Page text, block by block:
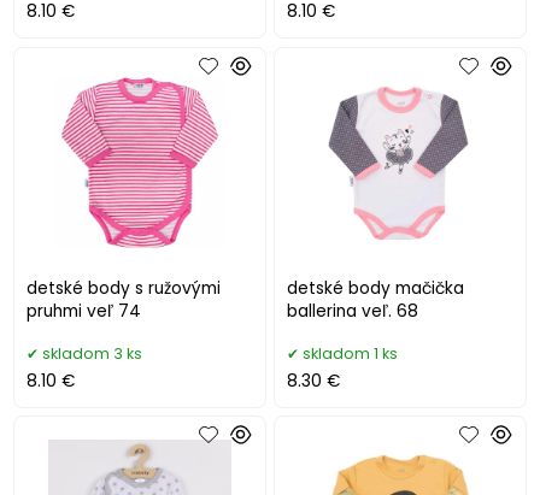
8.10 € 8.10 €
detské body s ružovými
pruhmi veľ 74
skladom 3 ks
8.10 €
detské body mačička
ballerina veľ. 68
skladom 1 ks
8.30 €